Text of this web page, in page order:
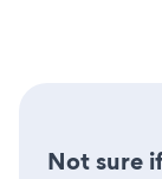
Not sure